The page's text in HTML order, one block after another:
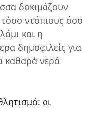
δοκιμάζουν
ντόπιους όσο
και η
δημοφιλείς για
καθαρά νερά
οι